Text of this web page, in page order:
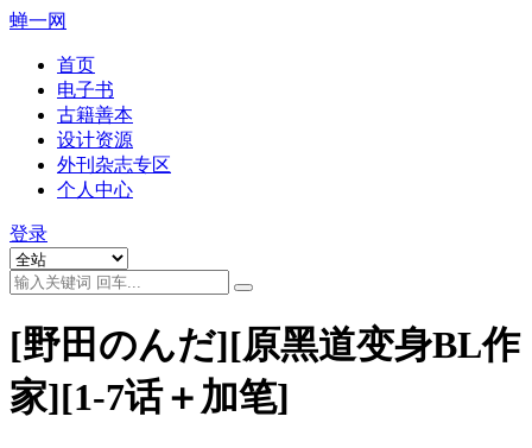
蝉一网
首页
电子书
古籍善本
设计资源
外刊杂志专区
个人中心
登录
[野田のんだ][原黑道变身BL作
家][1-7话＋加笔]